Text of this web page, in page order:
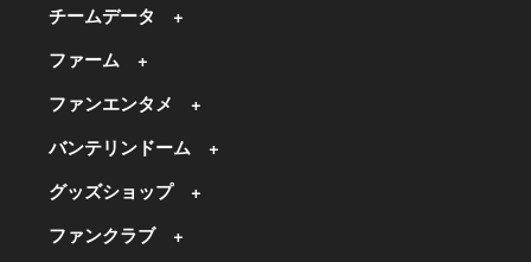
チームデータ
ファーム
ファンエンタメ
バンテリンドーム
グッズショップ
ファンクラブ